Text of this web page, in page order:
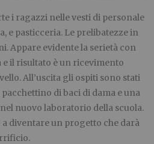
i ragazzi nelle vesti di personale
e pasticceria. Le prelibatezze in
Appare evidente la serietà con
il risultato è un ricevimento
All’uscita gli ospiti sono stati
di baci di dama e una
nuovo laboratorio della scuola.
diventare un progetto che darà